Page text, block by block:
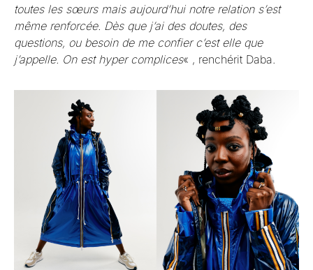
toutes les sœurs mais aujourd’hui notre relation s’est
même renforcée. Dès que j’ai des doutes, des
questions, ou besoin de me confier c’est elle que
j’appelle. On est hyper complices« , renchérit Daba.